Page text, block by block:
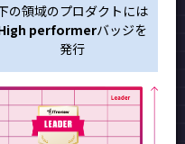
の領域のプロダクトには
performerバッジを
発行